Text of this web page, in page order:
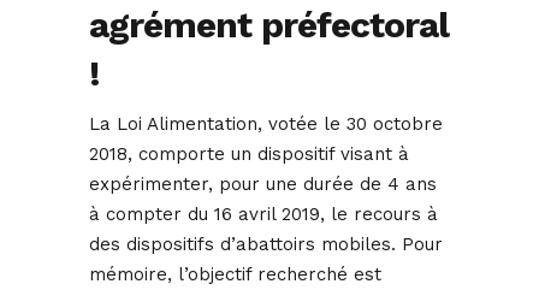
agrément préfectoral
!
La Loi Alimentation, votée le 30 octobre
2018, comporte un dispositif visant à
expérimenter, pour une durée de 4 ans
à compter du 16 avril 2019, le recours à
des dispositifs d’abattoirs mobiles. Pour
mémoire, l’objectif recherché est